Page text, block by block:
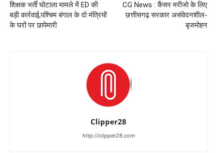
शिक्षक भर्ती घोटाला मामले में ED की
बड़ी कार्रवाई,पश्चिम बंगाल के दो मंत्रियों
के घरों पर छापेमारी
CG News : कैंसर मरीजो के लिए
छत्तीसगढ़ सरकार असंवेदनशील-
बृजमोहन
Clipper28
http://clipper28.com